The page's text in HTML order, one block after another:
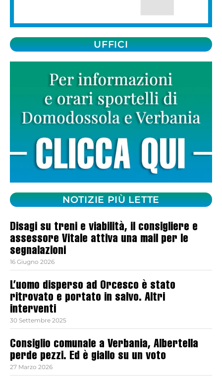
UFFICI
NOTIZIE PIÙ LETTE
Disagi su treni e viabilità, il consigliere e
assessore Vitale attiva una mail per le
segnalazioni
16 Giugno 2026
L’uomo disperso ad Orcesco è stato
ritrovato e portato in salvo. Altri
interventi
30 Settembre 2025
Consiglio comunale a Verbania, Albertella
perde pezzi. Ed è giallo su un voto
27 Marzo 2026